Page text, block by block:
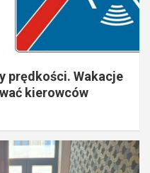
prędkości. Wakacje
kierowców